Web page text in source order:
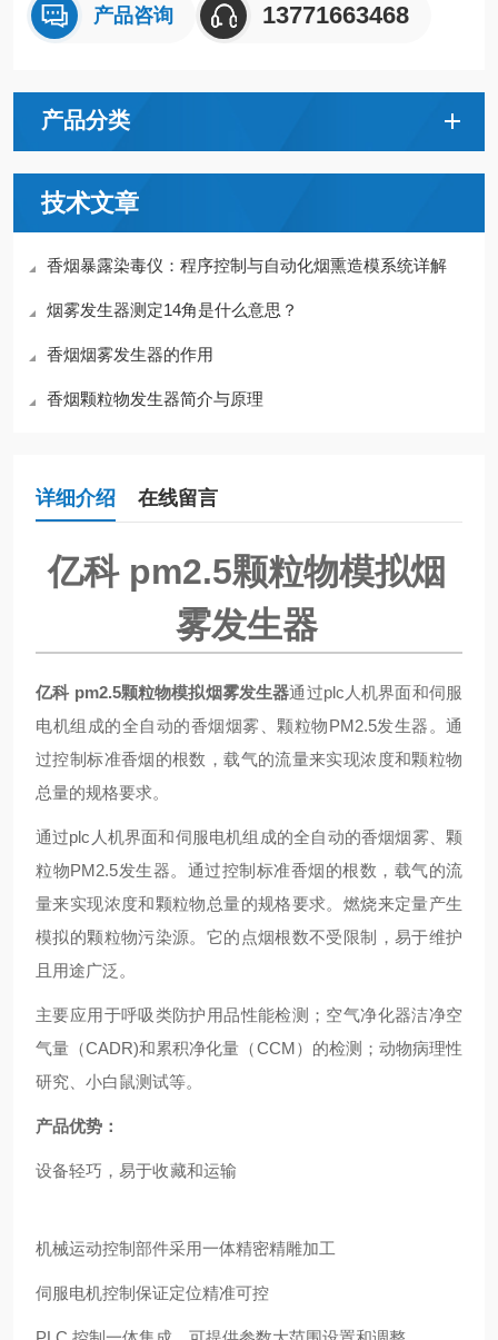
产品咨询 13771663468
产品分类
技术文章
香烟暴露染毒仪：程序控制与自动化烟熏造模系统详解
烟雾发生器测定14角是什么意思？
香烟烟雾发生器的作用
香烟颗粒物发生器简介与原理
详细介绍 在线留言
亿科 pm2.5颗粒物模拟烟
雾发生器
亿科 pm2.5颗粒物模拟烟雾发生器通过plc人机界面和伺服
电机组成的全自动的香烟烟雾、颗粒物PM2.5发生器。通
过控制标准香烟的根数，载气的流量来实现浓度和颗粒物
总量的规格要求。
通过plc人机界面和伺服电机组成的全自动的香烟烟雾、颗
粒物PM2.5发生器。通过控制标准香烟的根数，载气的流
量来实现浓度和颗粒物总量的规格要求。燃烧来定量产生
模拟的颗粒物污染源。它的点烟根数不受限制，易于维护
且用途广泛。
主要应用于呼吸类防护用品性能检测；空气净化器洁净空
气量（CADR)和累积净化量（CCM）的检测；动物病理性
研究、小白鼠测试等。
产品优势：
设备轻巧，易于收藏和运输
机械运动控制部件采用一体精密精雕加工
伺服电机控制保证定位精准可控